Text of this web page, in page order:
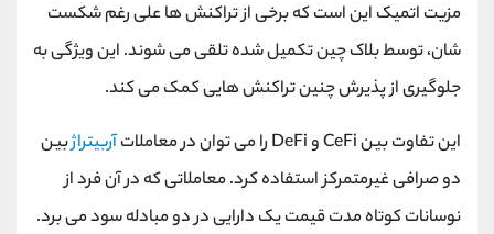
مزیت اتمیک این است که برخی از تراکنش ها علی رغم شکست
شان، توسط بلاک چین تکمیل شده تلقی می شوند. این ویژگی به
جلوگیری از پذیرش چنین تراکنش هایی کمک می کند.
این تفاوت بین CeFi و DeFi را می توان در معاملات
آربیتراژبین
دو صرافی غیرمتمرکز استفاده کرد. معاملاتی که در آن فرد از
نوسانات کوتاه مدت قیمت یک دارایی در دو مبادله سود می برد.